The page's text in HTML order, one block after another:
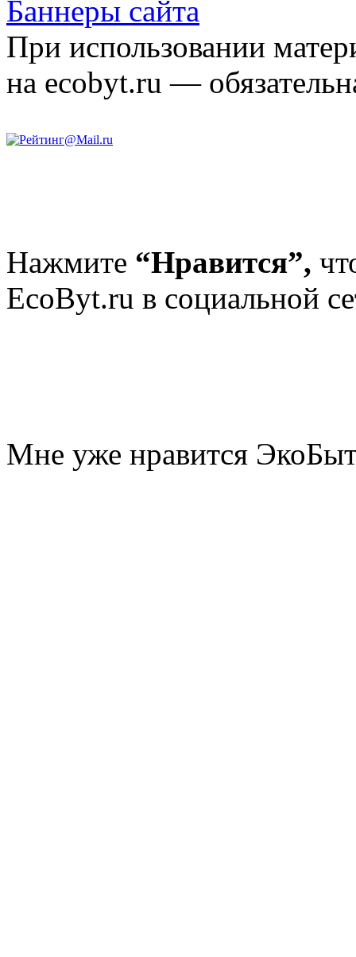
Баннеры сайта
При использовании
на ecobyt.ru —
Нажмите “Нравится”,
EcoByt.ru в социальной
Мне уже нравится